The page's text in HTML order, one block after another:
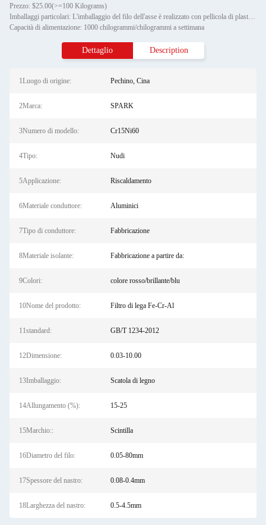
Prezzo: $25.00(>=100 Kilograms)
Imballaggi particolari: L'imballaggio del filo dell'asse è realizzato con pellicola di plastica, mentre l'imballaggio estern
Capacità di alimentazione: 1000 chilogrammi/chilogrammi a settimana
Dettaglio Description
1Luogo di origine: Pechino, Cina
2Marca: SPARK
3Numero di modello: Cr15Ni60
4Tipo: Nudi
5Applicazione: Riscaldamento
6Materiale conduttore: Aluminici
7Tipo di conduttore: Fabbricazione
8Materiale isolante: Fabbricazione a partire da:
9Colori: colore rosso/brillante/blu
10Nome del prodotto: Filtro di lega Fe-Cr-Al
11standard: GB/T 1234-2012
12Dimensione: 0.03-10.00
13Imballaggio: Scatola di legno
14Allungamento (%): 15-25
15Marchio:: Scintilla
16Diametro del filo: 0.05-80mm
17Spessore del nastro: 0.08-0.4mm
18Larghezza del nastro: 0.5-4.5mm